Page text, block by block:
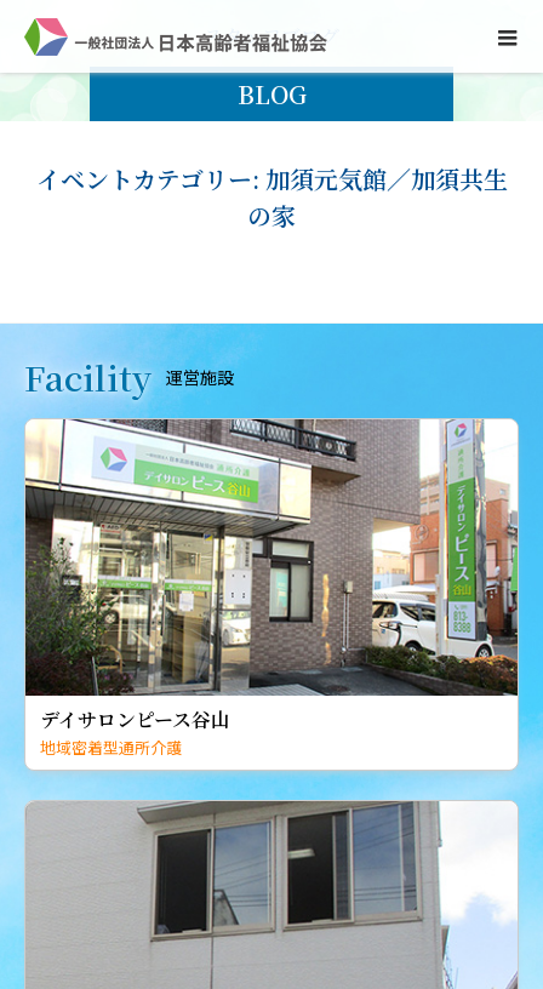
BLOG
スタッフブログ
イベントカテゴリー: 加須元気館／加須共生
の家
Facility 運営施設
デイサロンピース谷山
地域密着型通所介護